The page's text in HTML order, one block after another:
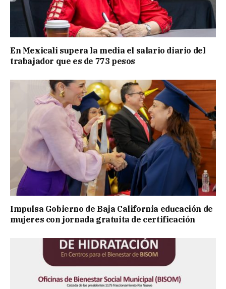
En Mexicali supera la media el salario diario del
trabajador que es de 773 pesos
Impulsa Gobierno de Baja California educación de
mujeres con jornada gratuita de certificación